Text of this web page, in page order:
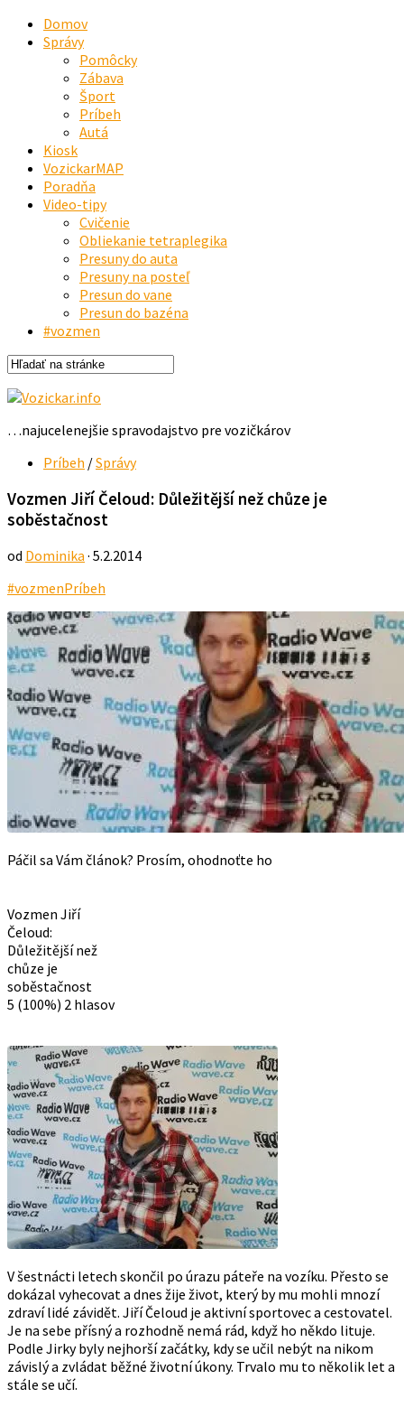
Domov
Správy
Pomôcky
Zábava
Šport
Príbeh
Autá
Kiosk
VozickarMAP
Poradňa
Video-tipy
Cvičenie
Obliekanie tetraplegika
Presuny do auta
Presuny na posteľ
Presun do vane
Presun do bazéna
#vozmen
…najucelenejšie spravodajstvo pre vozičkárov
Príbeh /Správy
Vozmen Jiří Čeloud: Důležitější než chůze je
soběstačnost
od Dominika · 5.2.2014
#vozmenPríbeh
Páčil sa Vám článok? Prosím, ohodnoťte ho
Vozmen Jiří
Čeloud:
Důležitější než
chůze je
soběstačnost
5 (100%) 2 hlasov
V šestnácti letech skončil po úrazu páteře na vozíku. Přesto se
dokázal vyhecovat a dnes žije život, který by mu mohli mnozí
zdraví lidé závidět. Jiří Čeloud je aktivní sportovec a cestovatel.
Je na sebe přísný a rozhodně nemá rád, když ho někdo lituje.
Podle Jirky byly nejhorší začátky, kdy se učil nebýt na nikom
závislý a zvládat běžné životní úkony. Trvalo mu to několik let a
stále se učí.